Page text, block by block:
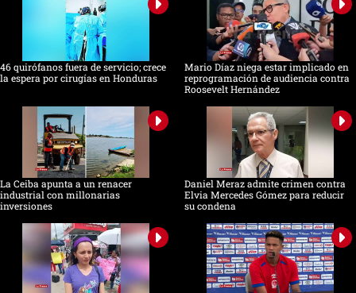
46 quirófanos fuera de servicio; crece
la espera por cirugías en Honduras
Mario Díaz niega estar implicado en
reprogramación de audiencia contra
Roosevelt Hernández
La Ceiba apunta a un renacer
industrial con millonarias
inversiones
Daniel Meraz admite crimen contra
Elvia Mercedes Gómez para reducir
su condena